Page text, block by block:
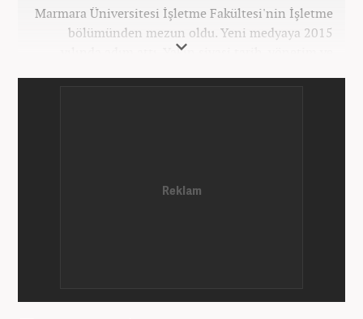
Marmara Üniversitesi İşletme Fakültesi'nin İşletme
bölümünden mezun oldu. Yeni medyaya 2015
yılında adım attı. Yakın siyasi tarih, yönetim ve
tahrif edilen olguları savunmak, temiz bilgi